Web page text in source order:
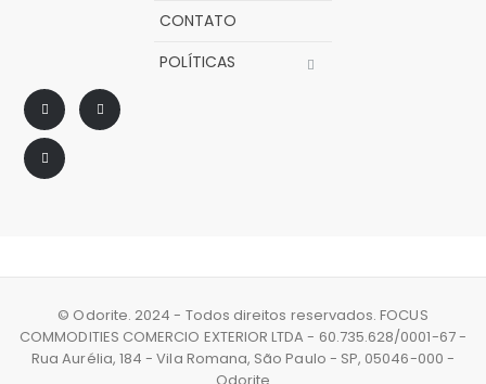
CONTATO
POLÍTICAS
© Odorite. 2024 - Todos direitos reservados. FOCUS
COMMODITIES COMERCIO EXTERIOR LTDA - 60.735.628/0001-67 -
Rua Aurélia, 184 - Vila Romana, São Paulo - SP, 05046-000 -